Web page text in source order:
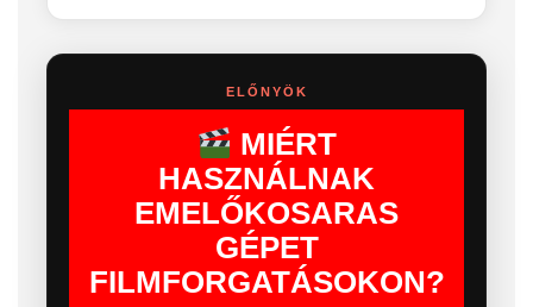
ELŐNYÖK
MIÉRT
HASZNÁLNAK
EMELŐKOSARAS
GÉPET
FILMFORGATÁSOKON?